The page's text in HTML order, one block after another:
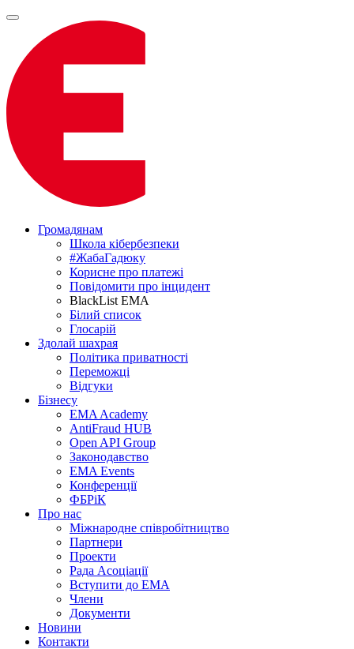
Громадянам
Школа кібербезпеки
#ЖабаГадюку
Корисне про платежі
Повідомити про інцидент
BlackList EMA
Білий список
Глосарій
Здолай шахрая
Політика приватності
Переможцi
Відгуки
Бізнесу
EMA Academy
AntiFraud HUB
Open API Group
Законодавство
EMA Events
Конференції
ФБРіК
Про нас
Міжнародне співробітництво
Партнери
Проекти
Рада Асоціації
Вступити до ЕМА
Члени
Документи
Новини
Контакти